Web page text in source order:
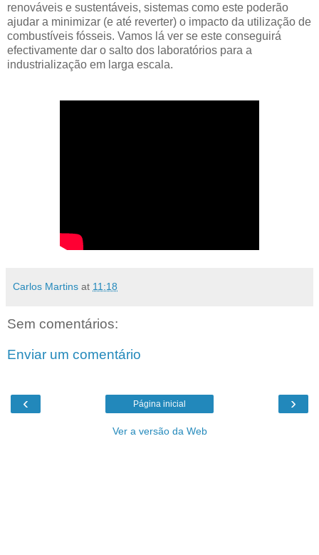
renováveis e sustentáveis, sistemas como este poderão
ajudar a minimizar (e até reverter) o impacto da utilização de
combustíveis fósseis. Vamos lá ver se este conseguirá
efectivamente dar o salto dos laboratórios para a
industrialização em larga escala.
Carlos Martins at 11:18
Sem comentários:
Enviar um comentário
‹ ›
Página inicial
Ver a versão da Web